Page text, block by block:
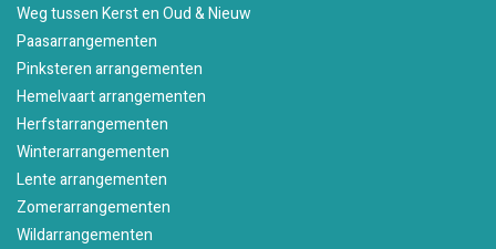
Weg tussen Kerst en Oud & Nieuw
Paasarrangementen
Pinksteren arrangementen
Hemelvaart arrangementen
Herfstarrangementen
Winterarrangementen
Lente arrangementen
Zomerarrangementen
Wildarrangementen